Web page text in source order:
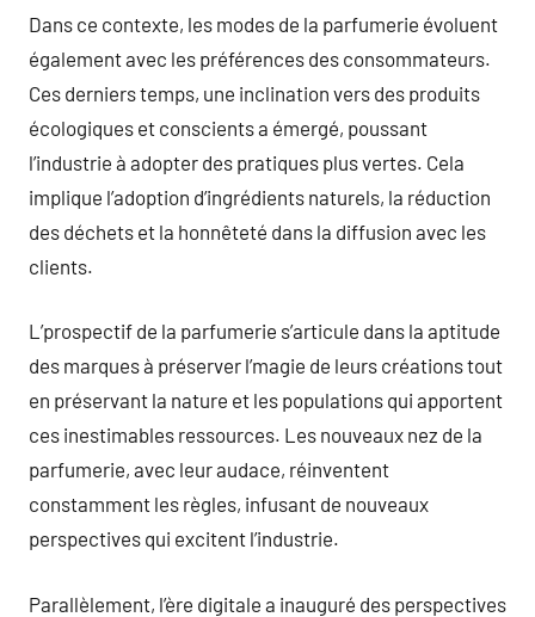
Dans ce contexte, les modes de la parfumerie évoluent
également avec les préférences des consommateurs.
Ces derniers temps, une inclination vers des produits
écologiques et conscients a émergé, poussant
l’industrie à adopter des pratiques plus vertes. Cela
implique l’adoption d’ingrédients naturels, la réduction
des déchets et la honnêteté dans la diffusion avec les
clients.
L’prospectif de la parfumerie s’articule dans la aptitude
des marques à préserver l’magie de leurs créations tout
en préservant la nature et les populations qui apportent
ces inestimables ressources. Les nouveaux nez de la
parfumerie, avec leur audace, réinventent
constamment les règles, infusant de nouveaux
perspectives qui excitent l’industrie.
Parallèlement, l’ère digitale a inauguré des perspectives